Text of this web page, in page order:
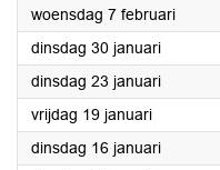
woensdag 7 februari2024
dinsdag 30 januari2024
dinsdag 23 januari2024
vrijdag 19 januari2024
dinsdag 16 januari2024